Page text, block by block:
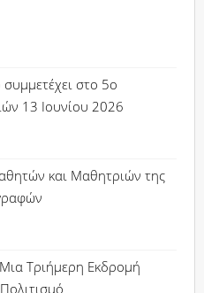
στο 5ο
13 Ιουνίου 2026
και Μαθητριών της
Τριήμερη Εκδρομή